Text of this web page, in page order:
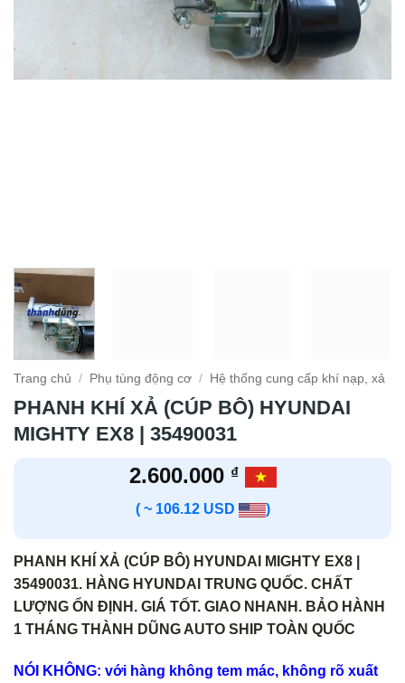
Trang chủ / Phụ tùng động cơ / Hệ thống cung cấp khí nạp, xả
PHANH KHÍ XẢ (CÚP BÔ) HYUNDAI
MIGHTY EX8 | 35490031
2.600.000 ₫
( ~ 106.12 USD )
PHANH KHÍ XẢ (CÚP BÔ) HYUNDAI MIGHTY EX8 |
35490031. HÀNG HYUNDAI TRUNG QUỐC. CHẤT
LƯỢNG ỔN ĐỊNH. GIÁ TỐT. GIAO NHANH. BẢO HÀNH
1 THÁNG THÀNH DŨNG AUTO SHIP TOÀN QUỐC
NÓI KHÔNG: với hàng không tem mác, không rõ xuất